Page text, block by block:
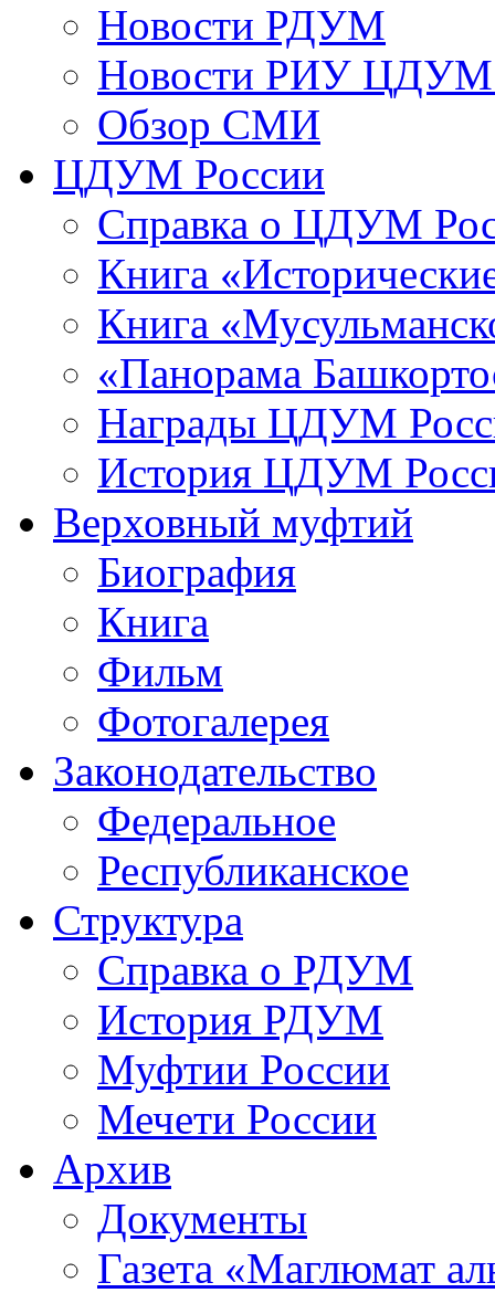
Новости РДУМ
Новости РИУ ЦДУМ
Обзор СМИ
ЦДУМ России
Справка о ЦДУМ
Книга
Книга
«Панорама
Награды ЦДУМ
История ЦДУМ
Верховный муфтий
Биография
Книга
Фильм
Фотогалерея
Законодательство
Федеральное
Республиканское
Структура
Справка о РДУМ
История РДУМ
Муфтии России
Мечети России
Архив
Документы
Газета «Маглюмат